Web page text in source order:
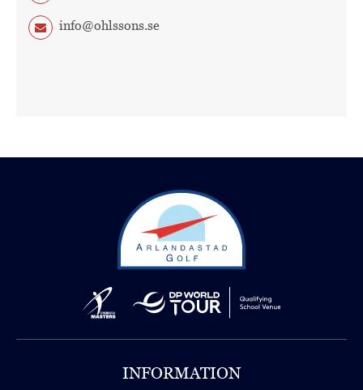
info@ohlssons.se
INFORMATION